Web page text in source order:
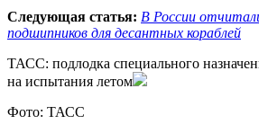
Следующая статья: В России
подшипников для десантных кораблей
ТАСС: подлодка специального
на испытания летом
Фото: ТАСС